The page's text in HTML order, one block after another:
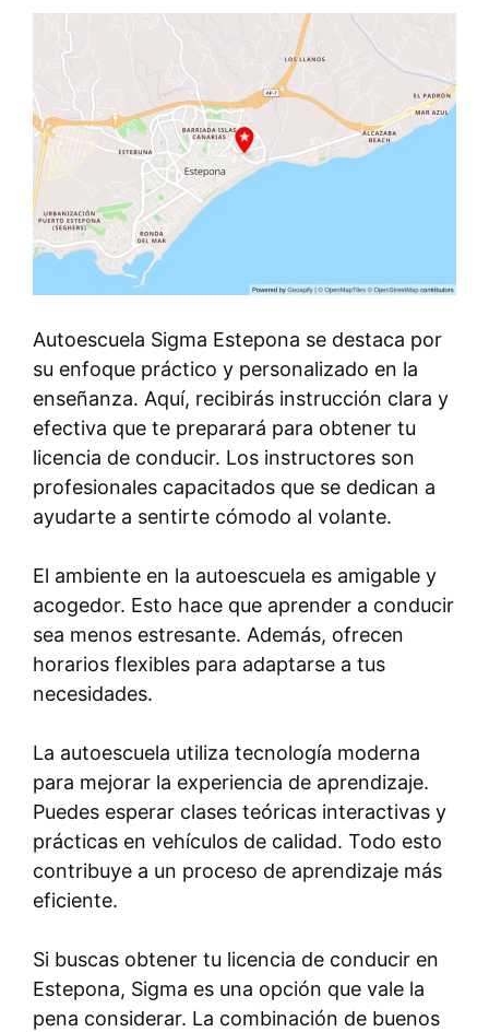
Autoescuela Sigma Estepona se destaca por
su enfoque práctico y personalizado en la
enseñanza. Aquí, recibirás instrucción clara y
efectiva que te preparará para obtener tu
licencia de conducir. Los instructores son
profesionales capacitados que se dedican a
ayudarte a sentirte cómodo al volante.
El ambiente en la autoescuela es amigable y
acogedor. Esto hace que aprender a conducir
sea menos estresante. Además, ofrecen
horarios flexibles para adaptarse a tus
necesidades.
La autoescuela utiliza tecnología moderna
para mejorar la experiencia de aprendizaje.
Puedes esperar clases teóricas interactivas y
prácticas en vehículos de calidad. Todo esto
contribuye a un proceso de aprendizaje más
eficiente.
Si buscas obtener tu licencia de conducir en
Estepona, Sigma es una opción que vale la
pena considerar. La combinación de buenos